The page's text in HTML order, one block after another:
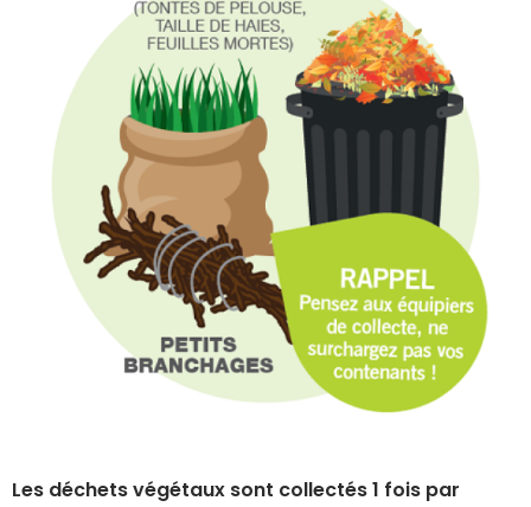
Les déchets végétaux sont collectés 1 fois par